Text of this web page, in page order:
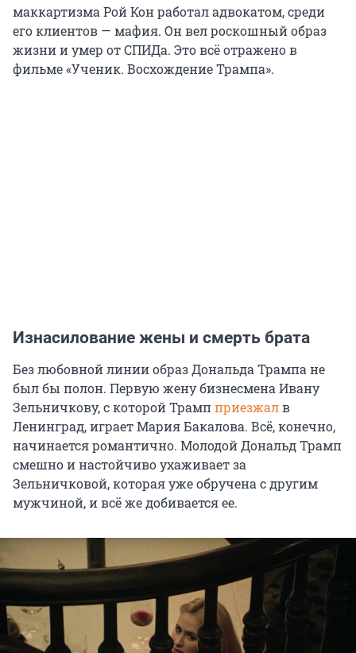
маккартизма Рой Кон работал адвокатом, среди
его клиентов — мафия. Он вел роскошный образ
жизни и умер от СПИДа. Это всё отражено в
фильме «Ученик. Восхождение Трампа».
Изнасилование жены и смерть брата
Без любовной линии образ Дональда Трампа не
был бы полон. Первую жену бизнесмена Ивану
Зельничкову, с которой Трампприезжалв
Ленинград, играет Мария Бакалова. Всё, конечно,
начинается романтично. Молодой Дональд Трамп
смешно и настойчиво ухаживает за
Зельничковой, которая уже обручена с другим
мужчиной, и всё же добивается ее.